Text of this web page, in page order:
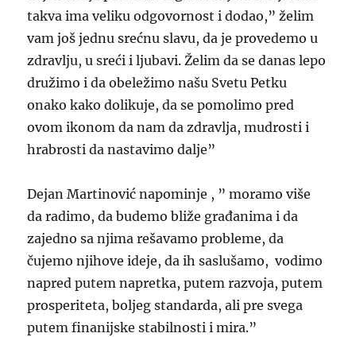
takva ima veliku odgovornost i dodao,” želim
vam još jednu srećnu slavu, da je provedemo u
zdravlju, u sreći i ljubavi. Želim da se danas lepo
družimo i da obeležimo našu Svetu Petku
onako kako dolikuje, da se pomolimo pred
ovom ikonom da nam da zdravlja, mudrosti i
hrabrosti da nastavimo dalje”
Dejan Martinović napominje , ” moramo više
da radimo, da budemo bliže građanima i da
zajedno sa njima rešavamo probleme, da
čujemo njihove ideje, da ih saslušamo, vodimo
napred putem napretka, putem razvoja, putem
prosperiteta, boljeg standarda, ali pre svega
putem finanijske stabilnosti i mira.”